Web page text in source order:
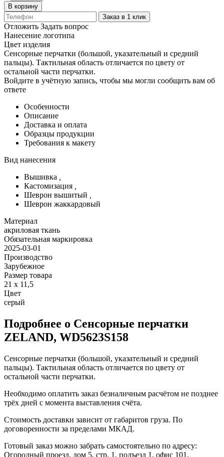
В корзину
Заказ в 1 клик
Отложить Задать вопрос
Нанесение логотипа
Цвет изделия
Сенсорные перчатки (большой, указательный и средний
пальцы). Тактильная область отличается по цвету от
остальной части перчатки.
Войдите в учётную запись, чтобы мы могли сообщить вам об
ответе
Особенности
Описание
Доставка и оплата
Образцы продукции
Требования к макету
Вид нанесения
Вышивка
Кастомизация
Шеврон вышитый
Шеврон жаккардовый
Материал
акриловая ткань
Обязательная маркировка
2025-03-01
Производство
Зарубежное
Размер товара
21 x 11,5
Цвет
серый
Подробнее о Сенсорные перчатки
ZELAND, WD5623S158
Сенсорные перчатки (большой, указательный и средний
пальцы). Тактильная область отличается по цвету от
остальной части перчатки.
Необходимо оплатить заказ безналичным расчётом не позднее
трёх дней с момента выставления счёта.
Стоимость доставки зависит от габаритов груза. По
договоренности за пределами МКАД.
Готовый заказ можно забрать самостоятельно по адресу:
Огородный проезд, дом 5, стр. 1, подъезд 1, офис 101.